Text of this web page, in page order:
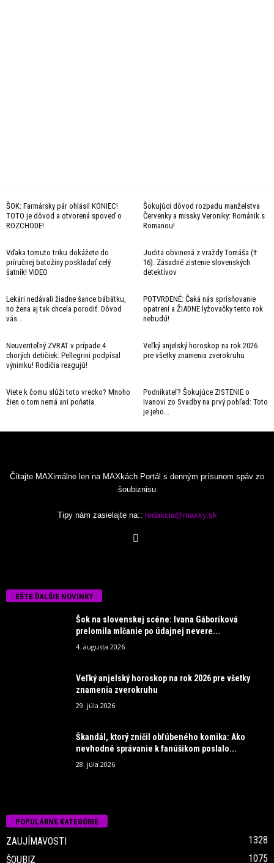
ŠOK: Farmársky pár ohlásil KONIEC!
TOTO je dôvod a otvorená spoveď o
ROZCHODE!
Šokujúci dôvod rozpadu manželstva
Červenky a missky Veroniky: Románik s
Romanou!
Vďaka tomuto triku dokážete do
príručnej batožiny poskladať celý
šatník! VIDEO
Judita obvinená z vraždy Tomáša (†
16): Zásadné zistenie slovenských
detektívov
Lekári nedávali žiadne šance bábätku,
no žena aj tak chcela porodiť. Dôvod
vás...
POTVRDENÉ: Čaká nás sprísňovanie
opatrení a ŽIADNE lyžovačky tento rok
nebudú!
Neuveriteľný ZVRAT v prípade 4
chorých detičiek: Pellegrini podpísal
výnimku! Rodičia reagujú!
Veľký anjelský horoskop na rok 2026
pre všetky znamenia zverokruhu
Viete k čomu slúži toto vrecko? Mnoho
žien o tom nemá ani poňatia.
Podnikateľ? Šokujúce ZISTENIE o
Ivanovi zo Svadby na prvý pohľad: Toto
je jeho...
Čítajte MAXimálne len na MAXkách Portál s denným prísunom spáv zo
šoubiznisu
Tipy nám zasielajte na:: redakcia@maxky.sk
EŠTE ĎALŠIE NOVINKY
Šok na slovenskej scéne: Ivana Gáboríková
prelomila mlčanie po údajnej nevere...
4. augusta 2026
Veľký anjelský horoskop na rok 2026 pre všetky
znamenia zverokruhu
29. júla 2026
Škandál, ktorý zničil obľúbeného komika: Ako
nevhodné správanie k fanúšikom poslalo...
28. júla 2026
POPULÁRNE KATEGÓRIE
ZAUJÍMAVOSTI
1328
ŠOUBIZ
1075